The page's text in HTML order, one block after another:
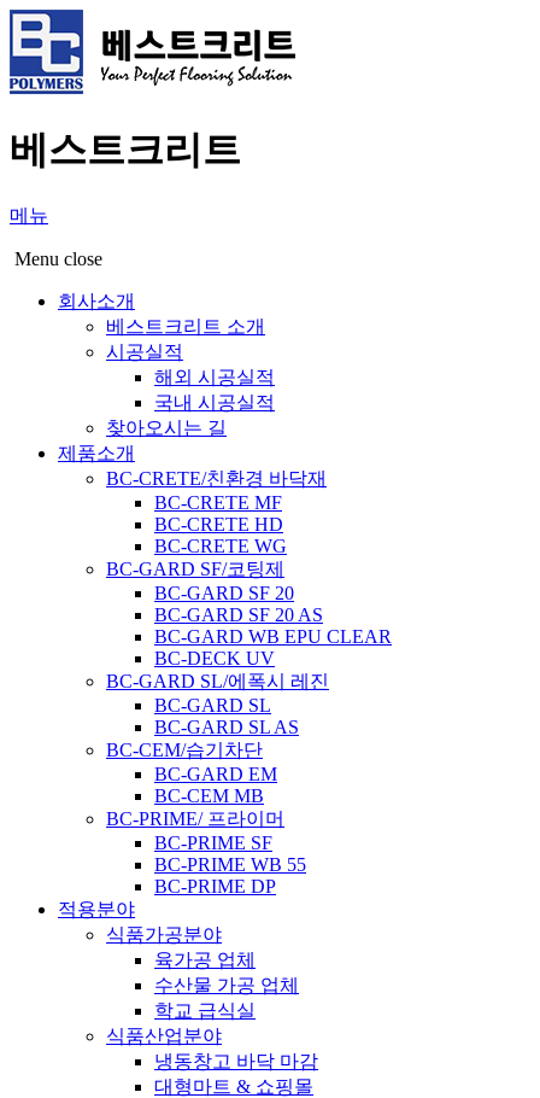
베스트크리트
메뉴
Menu close
회사소개
베스트크리트 소개
시공실적
해외 시공실적
국내 시공실적
찾아오시는 길
제품소개
BC-CRETE/친환경 바닥재
BC-CRETE MF
BC-CRETE HD
BC-CRETE WG
BC-GARD SF/코팅제
BC-GARD SF 20
BC-GARD SF 20 AS
BC-GARD WB EPU CLEAR
BC-DECK UV
BC-GARD SL/에폭시 레진
BC-GARD SL
BC-GARD SL AS
BC-CEM/습기차단
BC-GARD EM
BC-CEM MB
BC-PRIME/ 프라이머
BC-PRIME SF
BC-PRIME WB 55
BC-PRIME DP
적용분야
식품가공분야
육가공 업체
수산물 가공 업체
학교 급식실
식품산업분야
냉동창고 바닥 마감
대형마트 & 쇼핑몰